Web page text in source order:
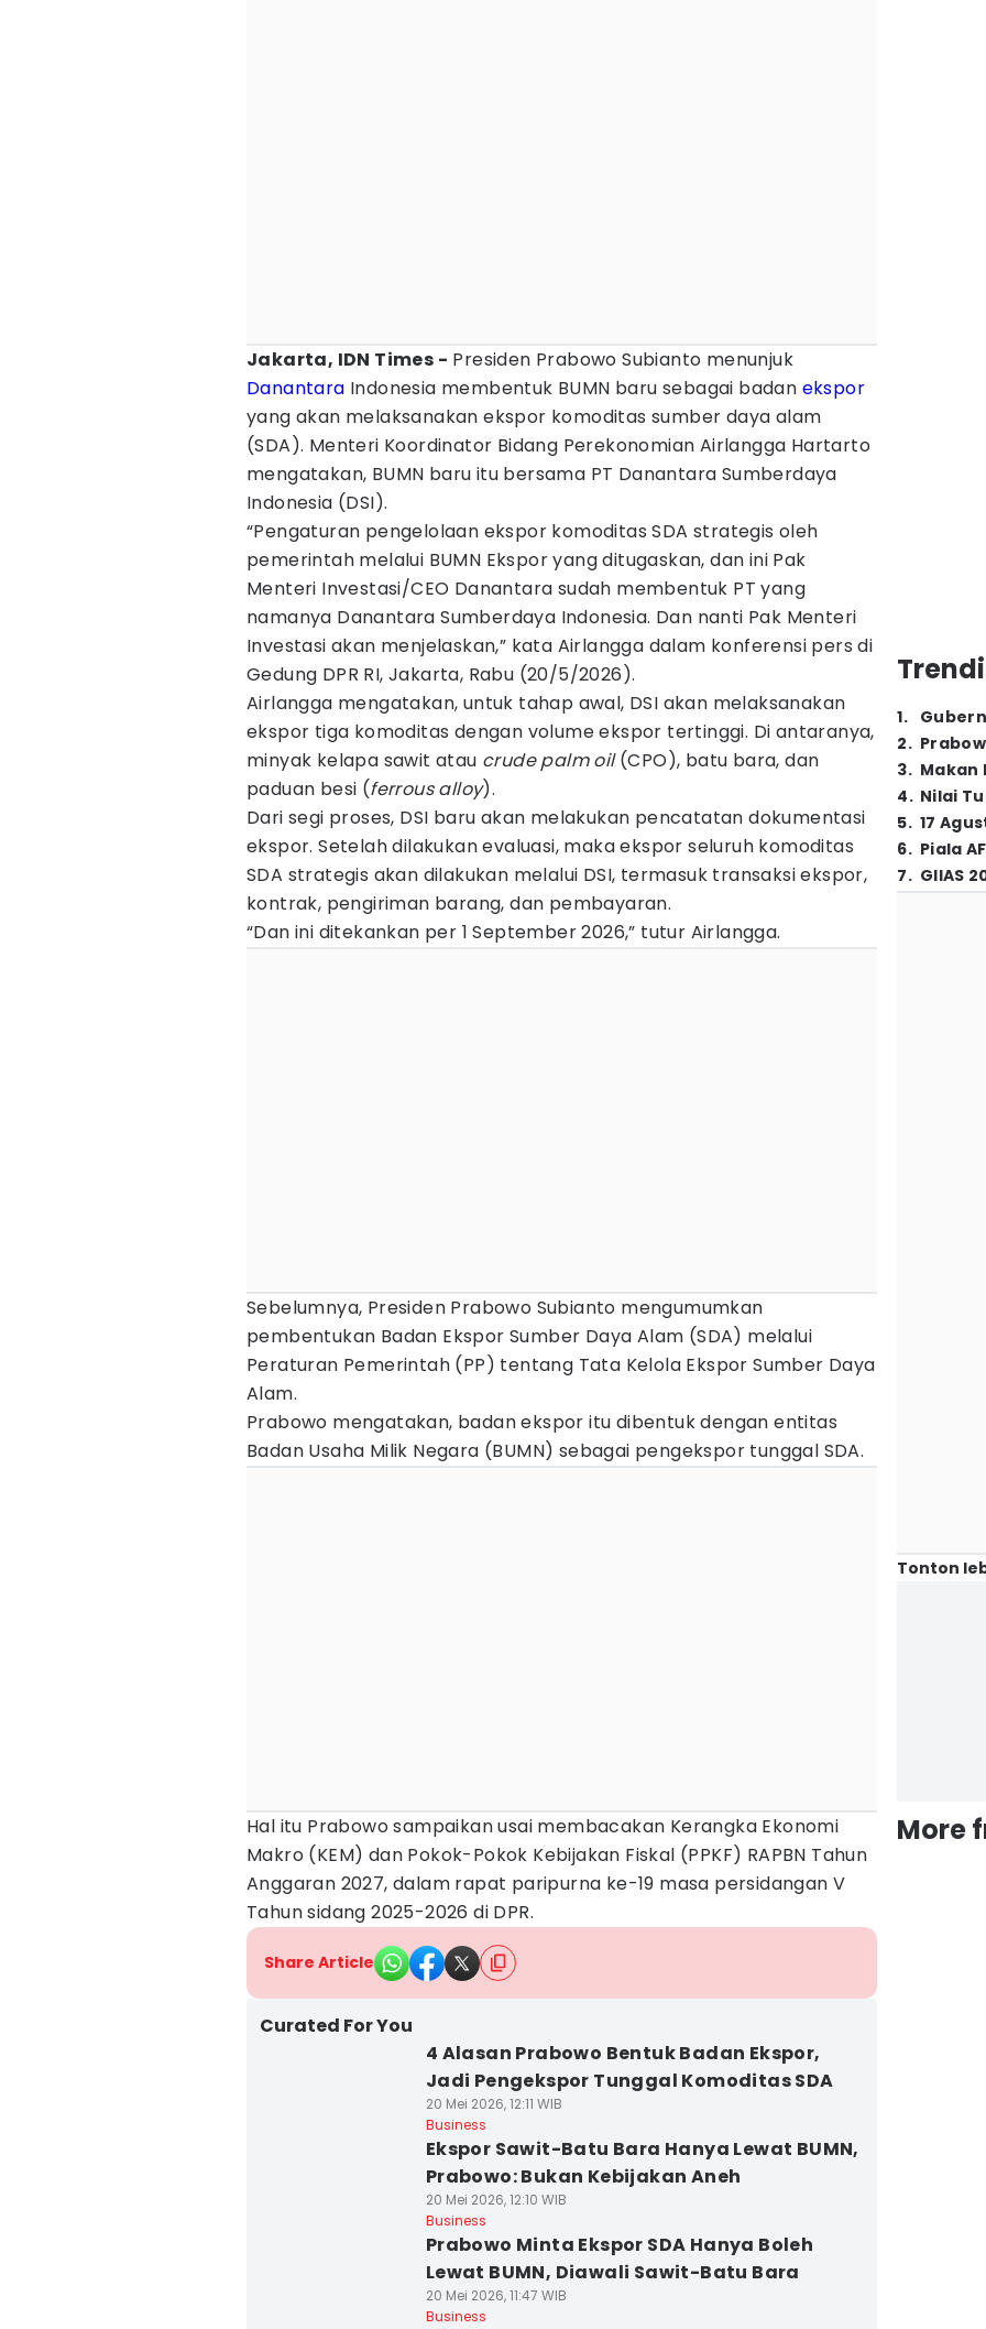
Jakarta, IDN Times - Presiden Prabowo Subianto menunjuk
Danantara Indonesia membentuk BUMN baru sebagai badan ekspor
yang akan melaksanakan ekspor komoditas sumber daya alam
(SDA). Menteri Koordinator Bidang Perekonomian Airlangga Hartarto
mengatakan, BUMN baru itu bersama PT Danantara Sumberdaya
Indonesia (DSI).
“Pengaturan pengelolaan ekspor komoditas SDA strategis oleh
pemerintah melalui BUMN Ekspor yang ditugaskan, dan ini Pak
Menteri Investasi/CEO Danantara sudah membentuk PT yang
namanya Danantara Sumberdaya Indonesia. Dan nanti Pak Menteri
Investasi akan menjelaskan,” kata Airlangga dalam konferensi pers di
Gedung DPR RI, Jakarta, Rabu (20/5/2026).
Airlangga mengatakan, untuk tahap awal, DSI akan melaksanakan
ekspor tiga komoditas dengan volume ekspor tertinggi. Di antaranya,
minyak kelapa sawit atau crude palm oil(CPO), batu bara, dan
paduan besi (ferrous alloy).
Dari segi proses, DSI baru akan melakukan pencatatan dokumentasi
ekspor. Setelah dilakukan evaluasi, maka ekspor seluruh komoditas
SDA strategis akan dilakukan melalui DSI, termasuk transaksi ekspor,
kontrak, pengiriman barang, dan pembayaran.
“Dan ini ditekankan per 1 September 2026,” tutur Airlangga.
Sebelumnya, Presiden Prabowo Subianto mengumumkan
pembentukan Badan Ekspor Sumber Daya Alam (SDA) melalui
Peraturan Pemerintah (PP) tentang Tata Kelola Ekspor Sumber Daya
Alam.
Prabowo mengatakan, badan ekspor itu dibentuk dengan entitas
Badan Usaha Milik Negara (BUMN) sebagai pengekspor tunggal SDA.
Hal itu Prabowo sampaikan usai membacakan Kerangka Ekonomi
Makro (KEM) dan Pokok-Pokok Kebijakan Fiskal (PPKF) RAPBN Tahun
Anggaran 2027, dalam rapat paripurna ke-19 masa persidangan V
Tahun sidang 2025-2026 di DPR.
Share Article
Curated For You
4 Alasan Prabowo Bentuk Badan Ekspor,
Jadi Pengekspor Tunggal Komoditas SDA
20 Mei 2026, 12:11 WIB
Business
Ekspor Sawit-Batu Bara Hanya Lewat BUMN,
Prabowo: Bukan Kebijakan Aneh
20 Mei 2026, 12:10 WIB
Business
Prabowo Minta Ekspor SDA Hanya Boleh
Lewat BUMN, Diawali Sawit-Batu Bara
20 Mei 2026, 11:47 WIB
Business
1.
2.
3. Makan
4. Nilai
5. 17
6. Piala
7. GIIAS
Tonton
More